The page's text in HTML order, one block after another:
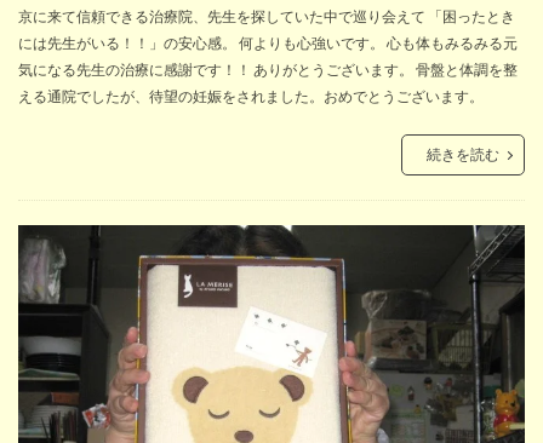
京に来て信頼できる治療院、先生を探していた中で巡り会えて 「困ったとき
には先生がいる！！」の安心感。 何よりも心強いです。 心も体もみるみる元
気になる先生の治療に感謝です！！ ありがとうございます。 骨盤と体調を整
える通院でしたが、待望の妊娠をされました。おめでとうございます。
続きを読む